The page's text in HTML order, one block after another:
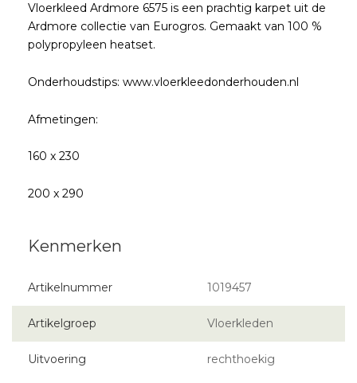
Vloerkleed Ardmore 6575 is een prachtig karpet uit de
Ardmore collectie van Eurogros. Gemaakt van 100 %
polypropyleen heatset.
Onderhoudstips: www.vloerkleedonderhouden.nl
Afmetingen:
160 x 230
200 x 290
Artikelnummer 1019457
Artikelgroep Vloerkleden
Uitvoering rechthoekig